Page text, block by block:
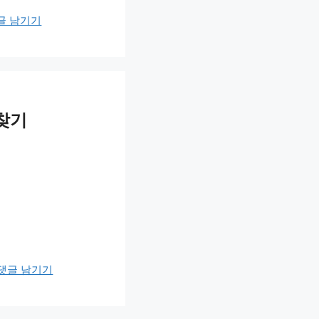
남기기
글 남기기